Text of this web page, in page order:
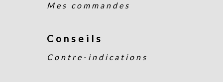
Mes commandes
Conseils
Contre-indications